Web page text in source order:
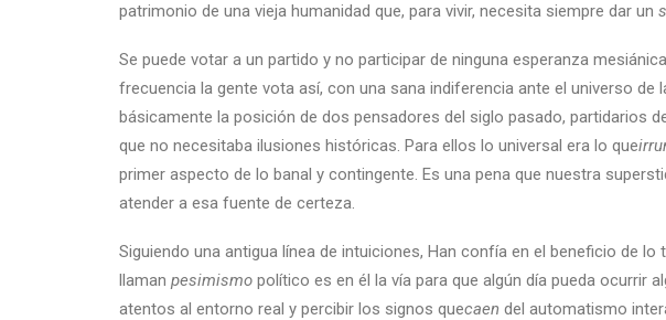
patrimonio de una vieja humanidad que, para vivir, necesita siempre dar un
Se puede votar a un partido y no participar de ninguna esperanza
frecuencia la gente vota así, con una sana indiferencia ante el universo de
básicamente la posición de dos pensadores del siglo pasado, partidarios
que no necesitaba ilusiones históricas. Para ellos lo universal era lo que
primer aspecto de lo banal y contingente. Es una pena que nuestra
atender a esa fuente de certeza.
Siguiendo una antigua línea de intuiciones, Han confía en el beneficio de lo
llaman pesimismo político es en él la vía para que algún día pueda ocurrir
atentos al entorno real y percibir los signos quecaen del automatismo